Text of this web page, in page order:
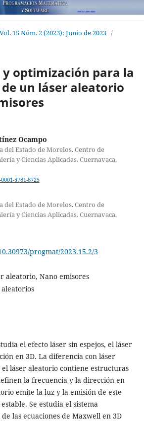
Vol. 15 Núm. 2 (2023): Junio de 2023 /
optimización para la
un láser aleatorio
Ocampo
Estado de Morelos. Centro de
y Ciencias Aplicadas. Cuernavaca,
5781-8725
Estado de Morelos. Centro de
y Ciencias Aplicadas. Cuernavaca,
progmat/2023.15.2/3
aleatorio, Nano emisores
el efecto láser sin espejos, el láser
en 3D. La diferencia con láser
láser aleatorio contiene estructuras
la frecuencia y la dirección en
emite la luz y la emisión de este
Se estudia el sistema
las ecuaciones de Maxwell en 3D